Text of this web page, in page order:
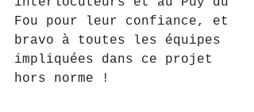
Fou pour leur confiance, et
bravo à toutes les équipes
impliquées dans ce projet
hors norme !